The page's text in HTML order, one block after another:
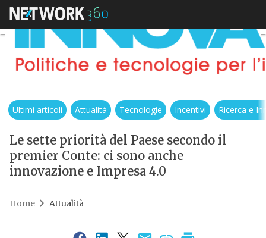
Ultimi articoli Attualità Tecnologie Incentivi Ricerca e
Le sette priorità del Paese secondo il
premier Conte: ci sono anche
innovazione e Impresa 4.0
Home Attualità